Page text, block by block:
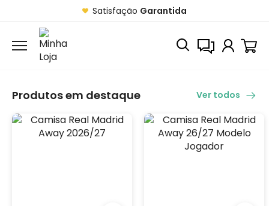
Satisfação Garantida
Produtos em destaque Ver todos